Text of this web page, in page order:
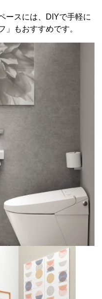
ースには、DIYで手軽に
」もおすすめです。